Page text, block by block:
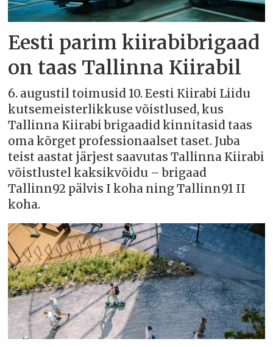
Eesti parim kiirabibrigaad
on taas Tallinna Kiirabil
6. augustil toimusid 10. Eesti Kiirabi Liidu
kutsemeisterlikkuse võistlused, kus
Tallinna Kiirabi brigaadid kinnitasid taas
oma kõrget professionaalset taset. Juba
teist aastat järjest saavutas Tallinna Kiirabi
võistlustel kaksikvõidu – brigaad
Tallinn92 pälvis I koha ning Tallinn91 II
koha.